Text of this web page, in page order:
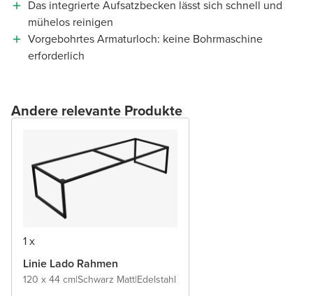
Das integrierte Aufsatzbecken lässt sich schnell und
mühelos reinigen
Vorgebohrtes Armaturloch: keine Bohrmaschine
erforderlich
Andere relevante Produkte
1 x
Linie Lado Rahmen
120 x 44 cm|Schwarz Matt|Edelstahl